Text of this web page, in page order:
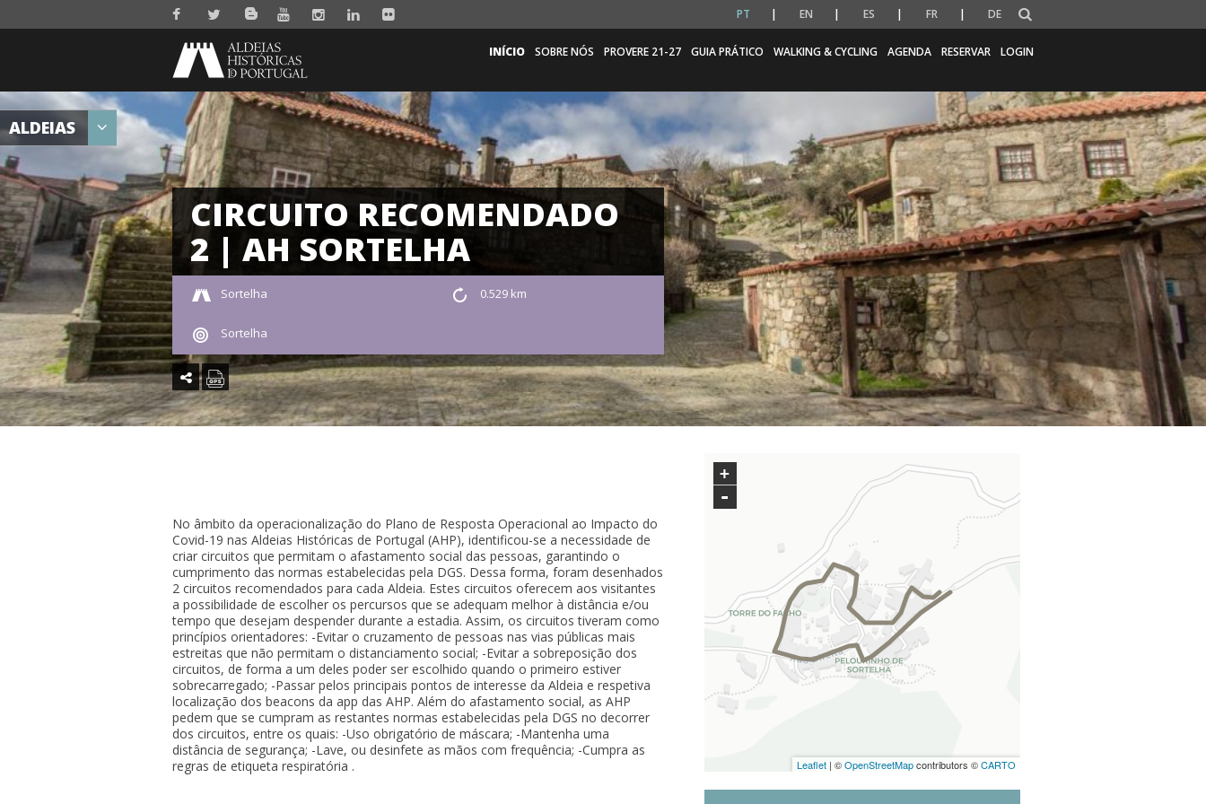
PT EN ES FR DE
INÍCIO SOBRE NÓS PROVERE 21-27 GUIA PRÁTICO WALKING & CYCLING AGENDA RESERVAR LOGIN
ALDEIAS
CIRCUITO RECOMENDADO
2 | AH SORTELHA
Sortelha 0.529 km
Sortelha
No âmbito da operacionalização do Plano de Resposta Operacional ao Impacto do
Covid-19 nas Aldeias Históricas de Portugal (AHP), identificou-se a necessidade de
criar circuitos que permitam o afastamento social das pessoas, garantindo o
cumprimento das normas estabelecidas pela DGS. Dessa forma, foram desenhados
2 circuitos recomendados para cada Aldeia. Estes circuitos oferecem aos visitantes
a possibilidade de escolher os percursos que se adequam melhor à distância e/ou
tempo que desejam despender durante a estadia. Assim, os circuitos tiveram como
princípios orientadores: -Evitar o cruzamento de pessoas nas vias públicas mais
estreitas que não permitam o distanciamento social; -Evitar a sobreposição dos
circuitos, de forma a um deles poder ser escolhido quando o primeiro estiver
sobrecarregado; -Passar pelos principais pontos de interesse da Aldeia e respetiva
localização dos beacons da app das AHP. Além do afastamento social, as AHP
pedem que se cumpram as restantes normas estabelecidas pela DGS no decorrer
dos circuitos, entre os quais: -Uso obrigatório de máscara; -Mantenha uma
distância de segurança; -Lave, ou desinfete as mãos com frequência; -Cumpra as
regras de etiqueta respiratória .
+
-
Leaflet | ©OpenStreetMapcontributors ©CARTO